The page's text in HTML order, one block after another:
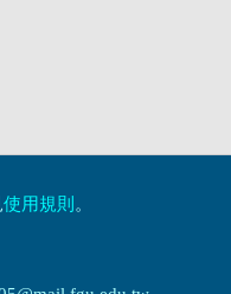
使用規則 。